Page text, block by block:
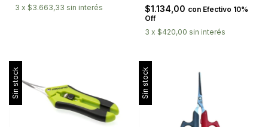
3 x $3.663,33 sin interés $1.134,00 con Efectivo 10%
Off
3 x $420,00 sin interés
Sin stock Sin stock